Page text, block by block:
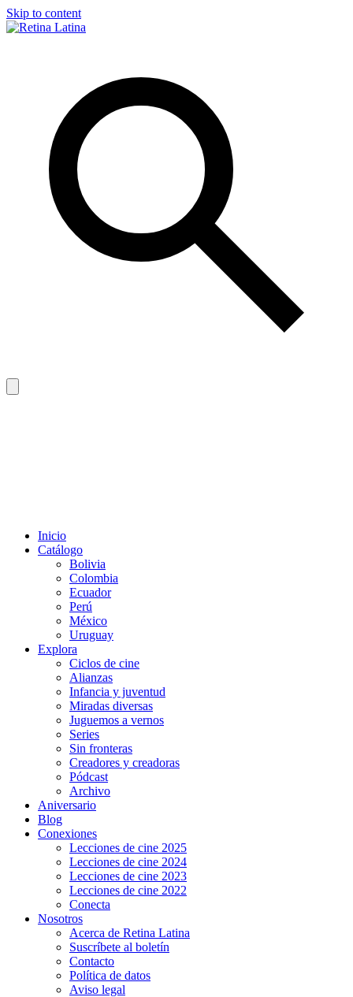
Skip to content
Inicio
Catálogo
Bolivia
Colombia
Ecuador
Perú
México
Uruguay
Explora
Ciclos de cine
Alianzas
Infancia y juventud
Miradas diversas
Juguemos a vernos
Series
Sin fronteras
Creadores y creadoras
Pódcast
Archivo
Aniversario
Blog
Conexiones
Lecciones de cine 2025
Lecciones de cine 2024
Lecciones de cine 2023
Lecciones de cine 2022
Conecta
Nosotros
Acerca de Retina Latina
Suscríbete al boletín
Contacto
Política de datos
Aviso legal